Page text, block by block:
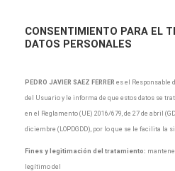
CONSENTIMIENTO PARA EL
DATOS PERSONALES
PEDRO JAVIER SAEZ FERRER es el Responsable
del Usuario y le informa de que estos datos se
en el Reglamento (UE) 2016/679, de 27 de abril
diciembre (LOPDGDD), por lo que se le facilita
Fines y legitimación del tratamiento:
legítimo del